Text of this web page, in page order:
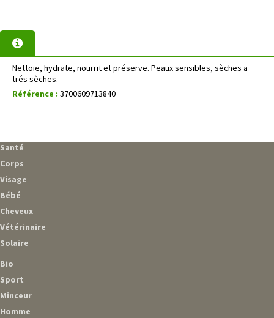
Nettoie, hydrate, nourrit et préserve. Peaux sensibles, sèches a
trés sèches.
Référence : 3700609713840
Santé
Corps
Visage
Bébé
Cheveux
Vétérinaire
Solaire
Bio
Sport
Minceur
Homme